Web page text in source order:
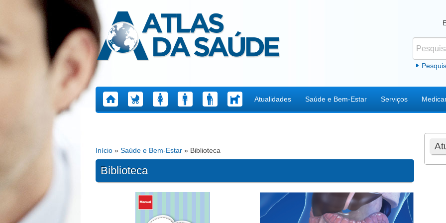
Atlas da Saúde
Atualidades Saúde e Bem-Estar Serviços
Está aqui
Início » Saúde e Bem-Estar » Biblioteca
Biblioteca